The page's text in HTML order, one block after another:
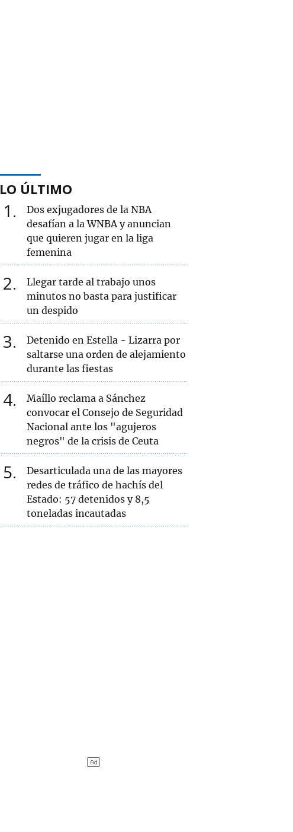
LO ÚLTIMO
1
Dos exjugadores de la NBA
desafían a la WNBA y anuncian
que quieren jugar en la liga
femenina
2
Llegar tarde al trabajo unos
minutos no basta para justificar
un despido
3
Detenido en Estella - Lizarra por
saltarse una orden de alejamiento
durante las fiestas
4
Maíllo reclama a Sánchez
convocar el Consejo de Seguridad
Nacional ante los "agujeros
negros" de la crisis de Ceuta
5
Desarticulada una de las mayores
redes de tráfico de hachís del
Estado: 57 detenidos y 8,5
toneladas incautadas